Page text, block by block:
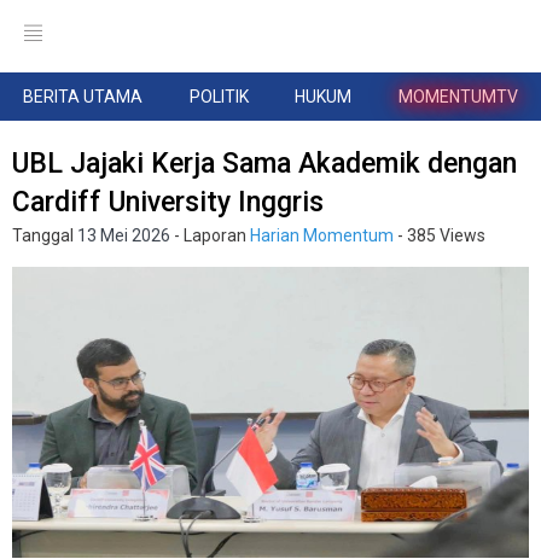
BERITA UTAMA POLITIK HUKUM MOMENTUMTV
UBL Jajaki Kerja Sama Akademik dengan
Cardiff University Inggris
Tanggal 13 Mei 2026 - Laporan Harian Momentum - 385 Views